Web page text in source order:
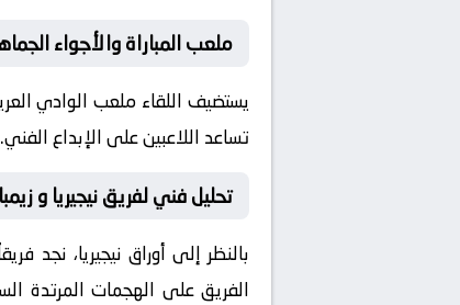
ملعب المباراة والأجواء
يستضيف اللقاء ملعب الوادي
تساعد اللاعبين على الإبداع
تحليل فني لفريق نيجيريا و
بالنظر إلى أوراق نيجيريا، نجد
الفريق على الهجمات المرتدة